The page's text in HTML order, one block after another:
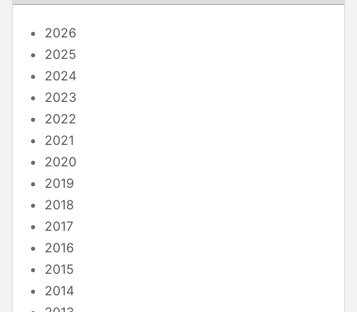
2026
2025
2024
2023
2022
2021
2020
2019
2018
2017
2016
2015
2014